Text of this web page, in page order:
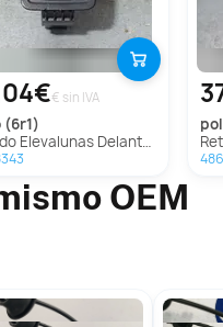
€ sin IVA
(6r1)
Delantero Derecho Para Volkswagen Polo
OEM